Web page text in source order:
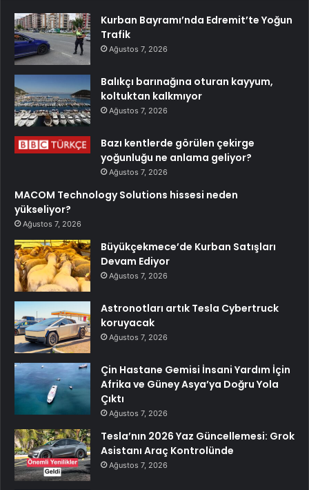
Kurban Bayramı’nda Edremit’te Yoğun
Trafik
Ağustos 7, 2026
Balıkçı barınağına oturan kayyum,
koltuktan kalkmıyor
Ağustos 7, 2026
Bazı kentlerde görülen çekirge
yoğunluğu ne anlama geliyor?
Ağustos 7, 2026
MACOM Technology Solutions hissesi neden
yükseliyor?
Ağustos 7, 2026
Büyükçekmece’de Kurban Satışları
Devam Ediyor
Ağustos 7, 2026
Astronotları artık Tesla Cybertruck
koruyacak
Ağustos 7, 2026
Çin Hastane Gemisi İnsani Yardım İçin
Afrika ve Güney Asya’ya Doğru Yola
Çıktı
Ağustos 7, 2026
Tesla’nın 2026 Yaz Güncellemesi: Grok
Asistanı Araç Kontrolünde
Ağustos 7, 2026